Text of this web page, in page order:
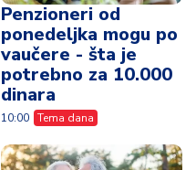
Penzioneri od
ponedeljka mogu po
vaučere - šta je
potrebno za 10.000
dinara
10:00 Tema dana